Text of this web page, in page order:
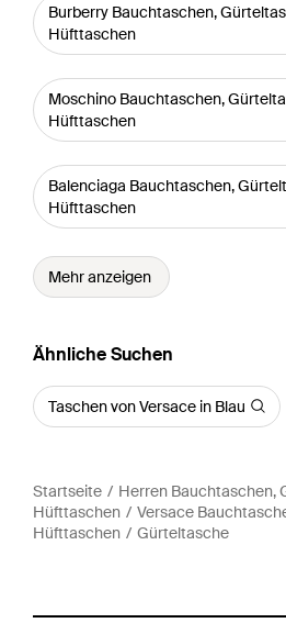
Burberry Bauchtaschen,
Hüfttaschen
Moschino Bauchtaschen,
Hüfttaschen
Balenciaga Bauchtaschen,
Hüfttaschen
Mehr anzeigen
Ähnliche Suchen
Taschen von Versace in Blau
Startseite
Herren Bauchtaschen,
Hüfttaschen
Versace
Hüfttaschen
Gürteltasche